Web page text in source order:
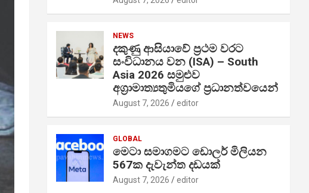
NEWS
දකුණු ආසියාවේ ප්‍රථම වරට
සංවිධානය වන (ISA) – South
Asia 2026 සමුළුව
අග්‍රාමාත්‍යතුමියගේ ප්‍රධානත්වයෙන්
August 7, 2026 editor
GLOBAL
මෙටා සමාගමට ඩොලර් මිලියන
567ක දැවැන්ත දඩයක්
August 7, 2026 editor